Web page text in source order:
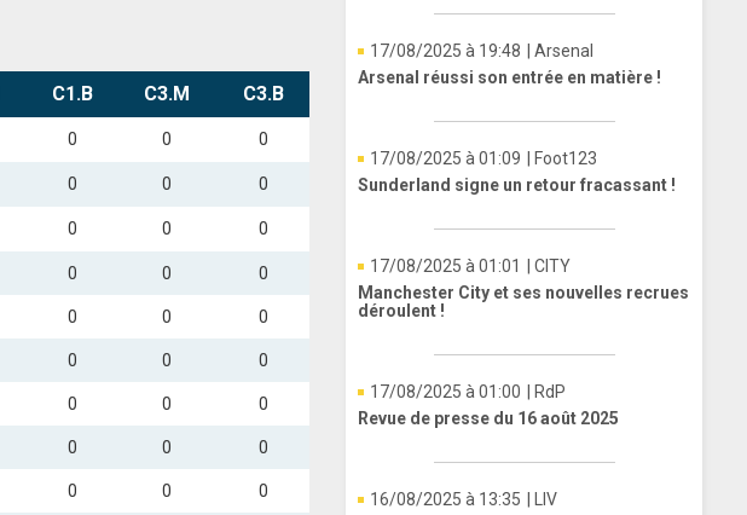
C1.B C3.M C3.B
0 0 0
0 0 0
0 0 0
0 0 0
0 0 0
0 0 0
0 0 0
0 0 0
0 0 0
17/08/2025 à 19:48
| Arsenal
Arsenal réussi son entrée en matière !
17/08/2025 à 01:09
| Foot123
Sunderland signe un retour fracassant !
17/08/2025 à 01:01
| CITY
Manchester City et ses nouvelles recrues
déroulent !
17/08/2025 à 01:00
| RdP
Revue de presse du 16 août 2025
16/08/2025 à 13:35
| LIV